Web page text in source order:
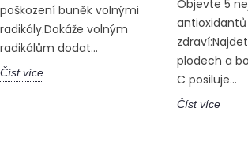
poškození buněk volnými
radikály.Dokáže volným
radikálům dodat...
Číst více
Objevte 5
plodech a
C posiluje...
Číst více